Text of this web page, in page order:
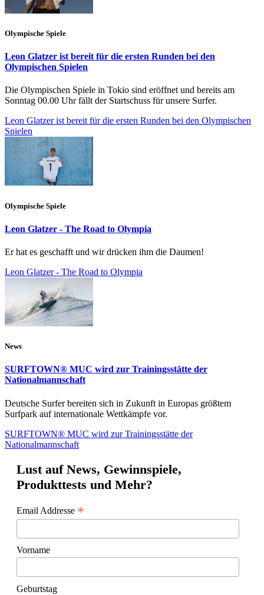
Olympische Spiele
Leon Glatzer ist bereit für die ersten Runden bei den
Olympischen Spielen
Die Olympischen Spiele in Tokio sind eröffnet und bereits am
Sonntag 00.00 Uhr fällt der Startschuss für unsere Surfer.
Leon Glatzer ist bereit für die ersten Runden bei den Olympischen
Spielen
Olympische Spiele
Leon Glatzer - The Road to Olympia
Er hat es geschafft und wir drücken ihm die Daumen!
Leon Glatzer - The Road to Olympia
News
SURFTOWN® MUC wird zur Trainingsstätte der
Nationalmannschaft
Deutsche Surfer bereiten sich in Zukunft in Europas größtem
Surfpark auf internationale Wettkämpfe vor.
SURFTOWN® MUC wird zur Trainingsstätte der
Nationalmannschaft
Lust auf News, Gewinnspiele,
Produkttests und Mehr?
Email Addresse *
Vorname
Geburtstag